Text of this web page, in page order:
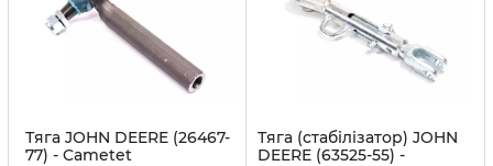
Тяга JOHN DEERE (26467-
77) - Cametet
Тяга (стабілізатор) JOHN
DEERE (63525-55) -